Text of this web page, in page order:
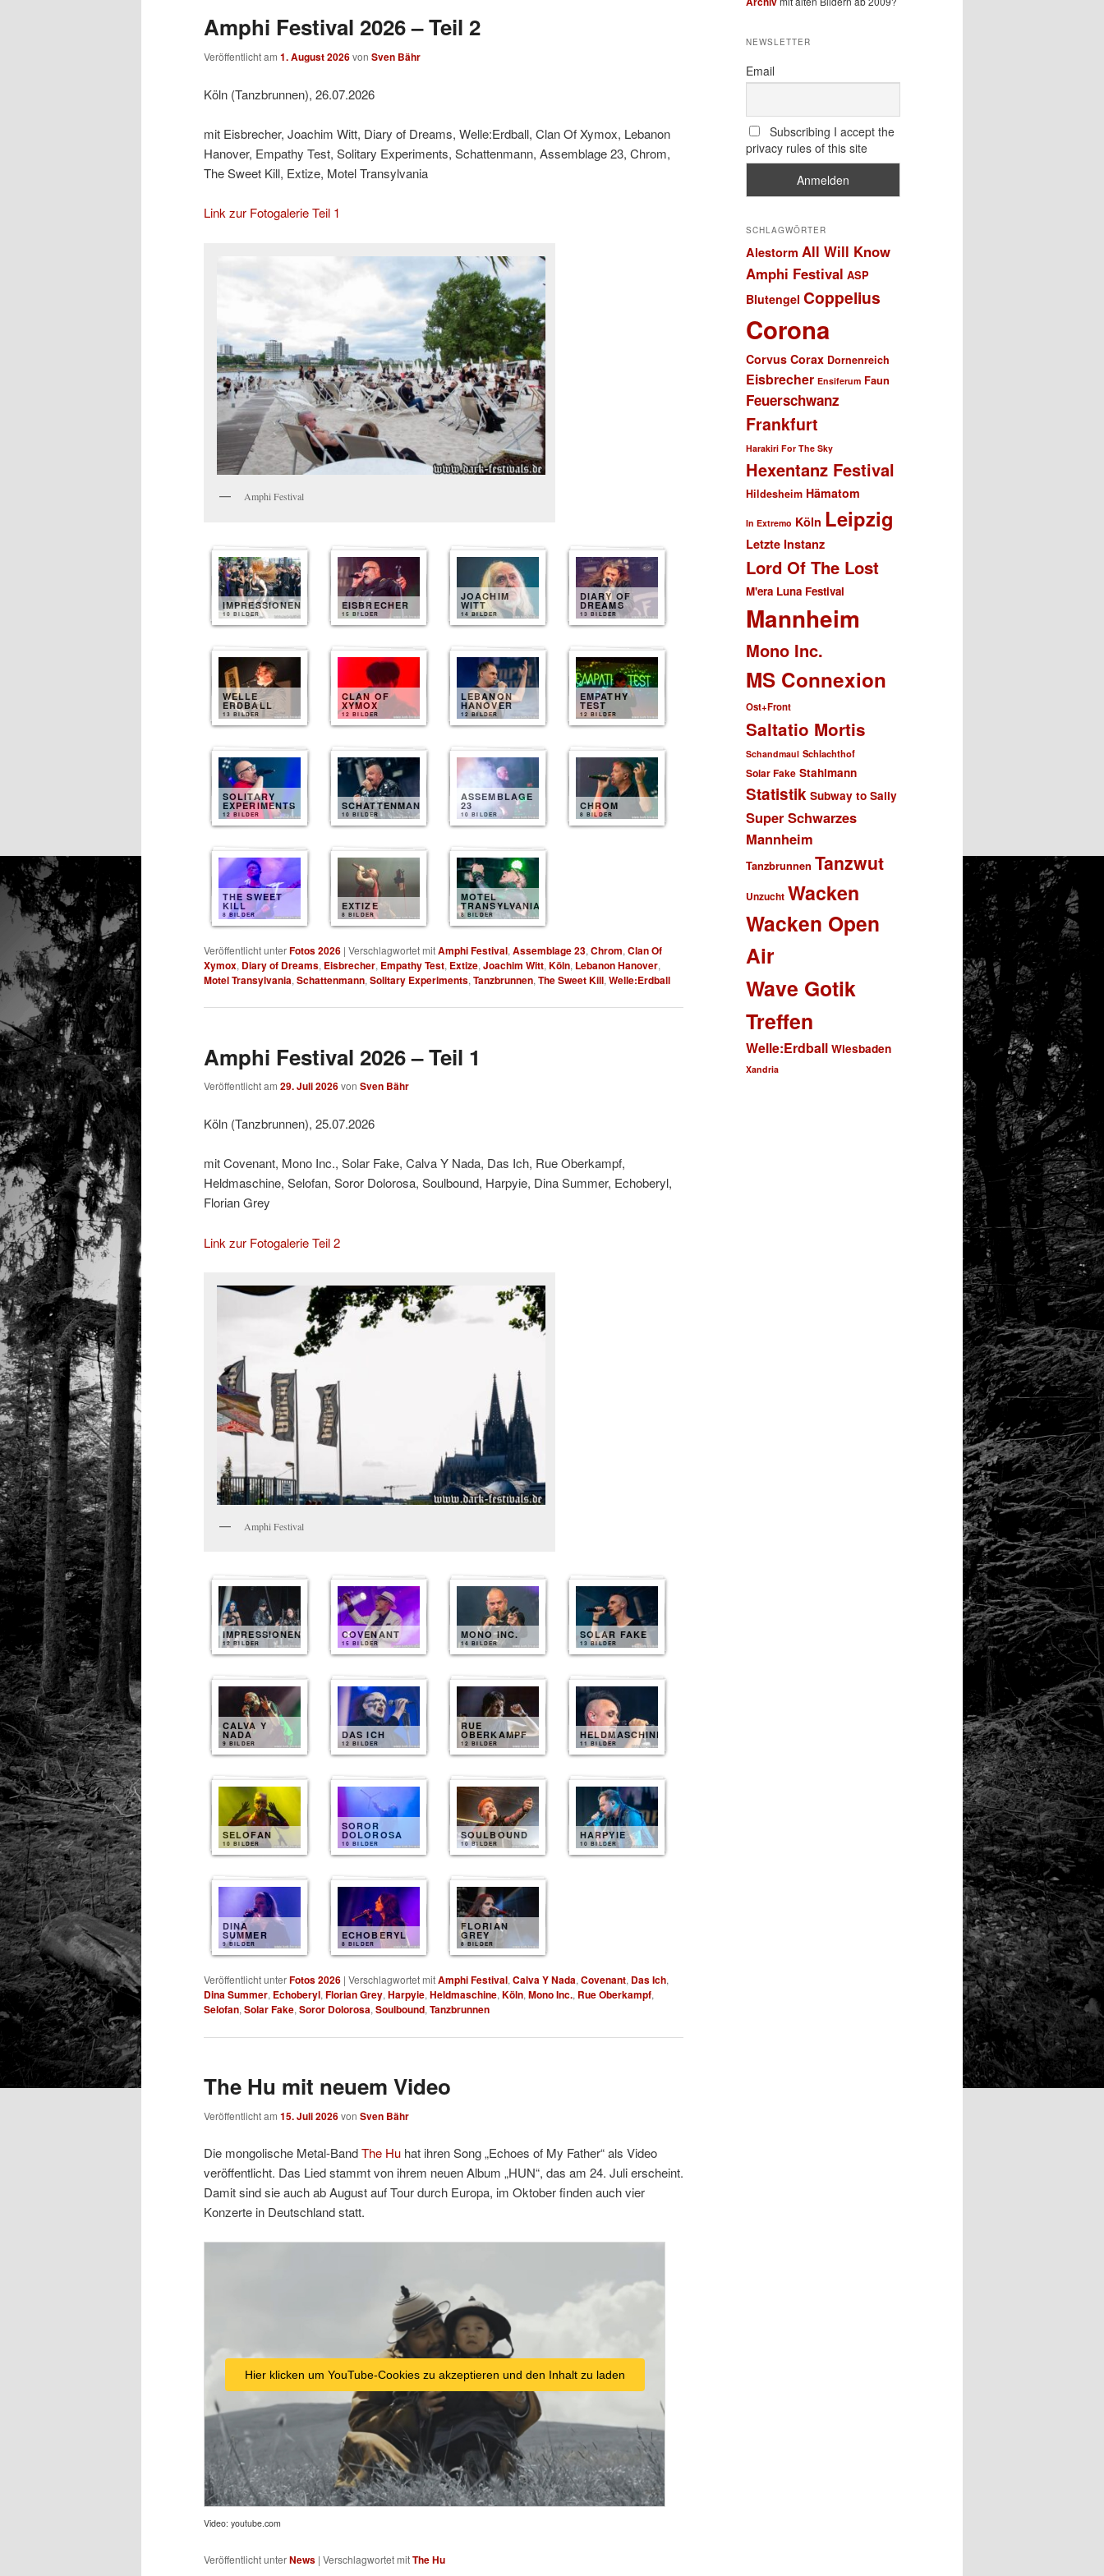
Amphi Festival 2026 – Teil 2
Veröffentlicht am 1. August 2026von Sven Bähr
Köln (Tanzbrunnen), 26.07.2026
mit Eisbrecher, Joachim Witt, Diary of Dreams, Welle:Erdball, Clan Of Xymox, Lebanon
Hanover, Empathy Test, Solitary Experiments, Schattenmann, Assemblage 23, Chrom,
The Sweet Kill, Extize, Motel Transylvania
Link zur Fotogalerie Teil 1
Amphi Festival
IMPRESSIONEN
10 BILDER
EISBRECHER
15 BILDER
JOACHIM
WITT
14 BILDER
DIARY OF
DREAMS
13 BILDER
WELLE
ERDBALL
13 BILDER
CLAN OF
XYMOX
12 BILDER
LEBANON
HANOVER
12 BILDER
EMPATHY
TEST
12 BILDER
SOLITARY
EXPERIMENTS
12 BILDER
SCHATTENMANN
10 BILDER
ASSEMBLAGE
23
10 BILDER
CHROM
8 BILDER
THE SWEET
KILL
8 BILDER
EXTIZE
8 BILDER
MOTEL
TRANSYLVANIA
8 BILDER
Veröffentlicht unterFotos 2026 | Verschlagwortet mitAmphi Festival, Assemblage 23, Chrom, Clan Of
Xymox, Diary of Dreams, Eisbrecher, Empathy Test, Extize, Joachim Witt, Köln, Lebanon Hanover,
Motel Transylvania, Schattenmann, Solitary Experiments, Tanzbrunnen, The Sweet Kill, Welle:Erdball
Amphi Festival 2026 – Teil 1
Veröffentlicht am 29. Juli 2026von Sven Bähr
Köln (Tanzbrunnen), 25.07.2026
mit Covenant, Mono Inc., Solar Fake, Calva Y Nada, Das Ich, Rue Oberkampf,
Heldmaschine, Selofan, Soror Dolorosa, Soulbound, Harpyie, Dina Summer, Echoberyl,
Florian Grey
Link zur Fotogalerie Teil 2
Amphi Festival
IMPRESSIONEN
12 BILDER
COVENANT
15 BILDER
MONO INC.
14 BILDER
SOLAR FAKE
13 BILDER
CALVA Y
NADA
9 BILDER
DAS ICH
12 BILDER
RUE
OBERKAMPF
12 BILDER
HELDMASCHINE
11 BILDER
SELOFAN
10 BILDER
SOROR
DOLOROSA
10 BILDER
SOULBOUND
10 BILDER
HARPYIE
10 BILDER
DINA
SUMMER
9 BILDER
ECHOBERYL
8 BILDER
FLORIAN
GREY
8 BILDER
Veröffentlicht unterFotos 2026 | Verschlagwortet mitAmphi Festival, Calva Y Nada, Covenant, Das Ich,
Dina Summer, Echoberyl, Florian Grey, Harpyie, Heldmaschine, Köln, Mono Inc., Rue Oberkampf,
Selofan, Solar Fake, Soror Dolorosa, Soulbound, Tanzbrunnen
The Hu mit neuem Video
Veröffentlicht am 15. Juli 2026von Sven Bähr
Die mongolische Metal-BandThe Hu hat ihren Song „Echoes of My Father“ als Video
veröffentlicht. Das Lied stammt von ihrem neuen Album „HUN“, das am 24. Juli erscheint.
Damit sind sie auch ab August auf Tour durch Europa, im Oktober finden auch vier
Konzerte in Deutschland statt.
Hier klicken um YouTube-Cookies zu akzeptieren und den Inhalt zu laden
Video: youtube.com
Veröffentlicht unterNews | Verschlagwortet mitThe Hu
NEWSLETTER
Email
Subscribing I accept the
privacy rules of this site
SCHLAGWÖRTER
Alestorm All Will Know
Amphi Festival ASP
Blutengel Coppelius
Corona
Corvus Corax Dornenreich
Eisbrecher Ensiferum Faun
Feuerschwanz
Frankfurt
Harakiri For The Sky
Hexentanz Festival
Hildesheim Hämatom
In Extremo Köln Leipzig
Letzte Instanz
Lord Of The Lost
M'era Luna Festival
Mannheim
Mono Inc.
MS Connexion
Ost+Front
Saltatio Mortis
Schandmaul Schlachthof
Solar Fake Stahlmann
Statistik Subway to Sally
Super Schwarzes
Mannheim
Tanzbrunnen Tanzwut
Unzucht Wacken
Wacken Open
Air
Wave Gotik
Treffen
Welle:Erdball Wiesbaden
Xandria